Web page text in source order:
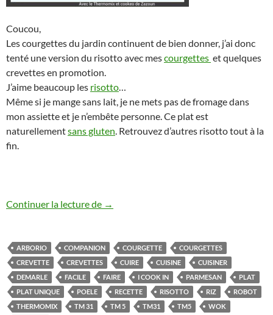
Coucou,
Les courgettes du jardin continuent de bien donner, j’ai donc
tenté une version du risotto avec mescourgettes et quelques
crevettes en promotion.
J’aime beaucoup les risotto…
Même si je mange sans lait, je ne mets pas de fromage dans
mon assiette et je n’embête personne. Ce plat est
naturellementsans gluten. Retrouvez d’autres risotto tout à la
fin.
Continuer la lecture de Risotto aux courgettes et crevettes au
→
ARBORIO COMPANION COURGETTE
COURGETTES
CREVETTE
CREVETTES CUIRE CUISINE
CUISINER
DEMARLE
FACILE FAIRE I COOK IN PARMESAN
PLAT
PLAT UNIQUE
POELE RECETTE RISOTTO RIZ
ROBOT
THERMOMIX
TM 31 TM 5 TM31 TM5
WOK